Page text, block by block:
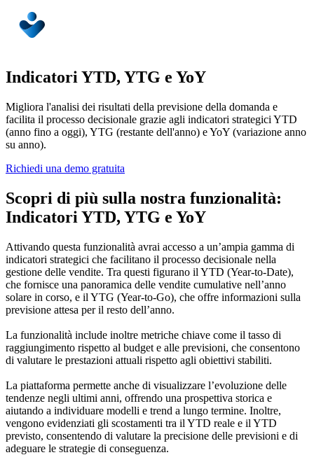
Indicatori YTD, YTG e YoY
Migliora l'analisi dei risultati della previsione della domanda e
facilita il processo decisionale grazie agli indicatori strategici YTD
(anno fino a oggi), YTG (restante dell'anno) e YoY (variazione anno
su anno).
Richiedi una demo gratuita
Scopri di più sulla nostra funzionalità:
Indicatori YTD, YTG e YoY
Attivando questa funzionalità avrai accesso a un’ampia gamma di
indicatori strategici che facilitano il processo decisionale nella
gestione delle vendite. Tra questi figurano il YTD (Year-to-Date),
che fornisce una panoramica delle vendite cumulative nell’anno
solare in corso, e il YTG (Year-to-Go), che offre informazioni sulla
previsione attesa per il resto dell’anno.
La funzionalità include inoltre metriche chiave come il tasso di
raggiungimento rispetto al budget e alle previsioni, che consentono
di valutare le prestazioni attuali rispetto agli obiettivi stabiliti.
La piattaforma permette anche di visualizzare l’evoluzione delle
tendenze negli ultimi anni, offrendo una prospettiva storica e
aiutando a individuare modelli e trend a lungo termine. Inoltre,
vengono evidenziati gli scostamenti tra il YTD reale e il YTD
previsto, consentendo di valutare la precisione delle previsioni e di
adeguare le strategie di conseguenza.